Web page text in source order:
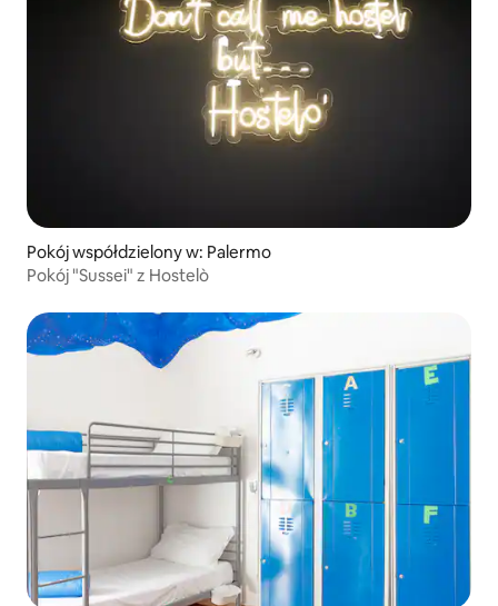
Pokój współdzielony w: Palermo
Pokój "Sussei" z Hostelò